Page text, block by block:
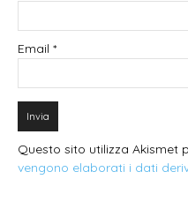
Email *
Questo sito utilizza Akismet
vengono elaborati i dati